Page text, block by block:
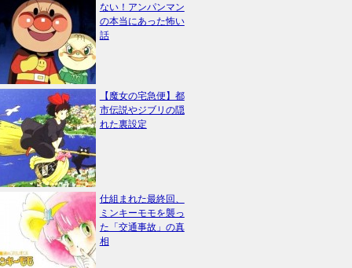
ない！アンパンマン
の本当にあった怖い
話
【魔女の宅急便】都
市伝説やジブリの隠
れた裏設定
仕組まれた最終回、
ミンキーモモを襲っ
た「交通事故」の真
相